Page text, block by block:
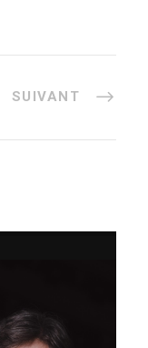
SUIVANT